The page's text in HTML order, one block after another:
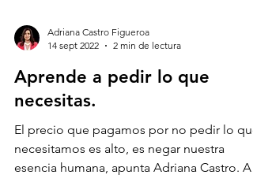
14 sept 2022
2 min de lectura
Aprende a pedir lo que
necesitas.
El precio que pagamos por no pedir lo que
necesitamos es alto, es negar nuestra